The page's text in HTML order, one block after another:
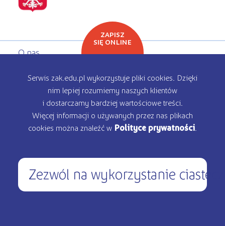
O nas
Oferta edukacyjna
Rekrutacja
Kontakt
ZAPISZ
SIĘ ONLINE
Serwis zak.edu.pl wykorzystuje pliki cookies. Dzięki
nim lepiej rozumiemy naszych klientów
i dostarczamy bardziej wartościowe treści.
Więcej informacji o używanych przez nas plikach
cookies można znaleźć w Polityce prywatności
Zezwól na wykorzystanie